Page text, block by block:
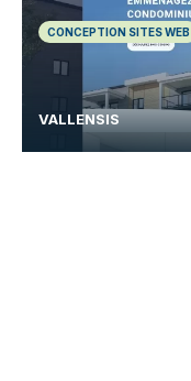
CONCEPTION SITES WEB
VALLENSIS